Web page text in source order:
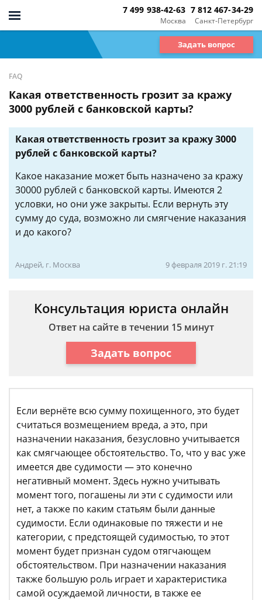
Москва
7 499 938-42-63
Санкт-Петербург
7 812 467-34-29
Задать вопрос
FAQ
Какая ответственность грозит за кражу
3000 рублей с банковской карты?
Какая ответственность грозит за кражу 3000
рублей с банковской карты?
Какое наказание может быть назначено за кражу
30000 рублей с банковской карты. Имеются 2
условки, но они уже закрыты. Если вернуть эту
сумму до суда, возможно ли смягчение наказания
и до какого?
Андрей, г. Москва 9 февраля 2019 г. 21:19
Консультация юриста онлайн
Ответ на сайте в течении 15 минут
Задать вопрос
Если вернёте всю сумму похищенного, это будет
считаться возмещением вреда, а это, при
назначении наказания, безусловно учитывается
как смягчающее обстоятельство. То, что у вас уже
имеется две судимости — это конечно
негативный момент. Здесь нужно учитывать
момент того, погашены ли эти с судимости или
нет, а также по каким статьям были данные
судимости. Если одинаковые по тяжести и не
категории, с предстоящей судимостью, то этот
момент будет признан судом отягчающем
обстоятельством. При назначении наказания
также большую роль играет и характеристика
самой осуждаемой личности, в также ее